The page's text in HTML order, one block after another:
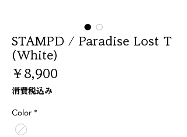
STAMPD / Paradise Lost T
(White)
￥8,900
消費税込み
Color *